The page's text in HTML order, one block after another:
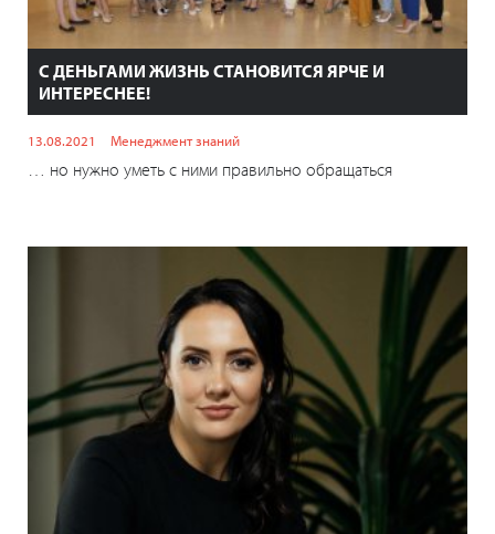
С ДЕНЬГАМИ ЖИЗНЬ СТАНОВИТСЯ ЯРЧЕ И
ИНТЕРЕСНЕЕ!
13.08.2021 Менеджмент знаний
… но нужно уметь с ними правильно обращаться